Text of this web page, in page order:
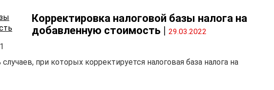
Корректировка налоговой базы налога на
добавленную стоимость |29.03.2022
при которых корректируется налоговая база налога на